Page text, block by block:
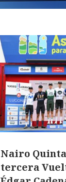
Nairo
tercera